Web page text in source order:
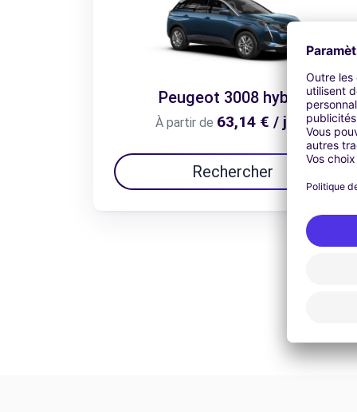
Peugeot 3008 hybrid
À partir de 63,14 € / jour
Rechercher